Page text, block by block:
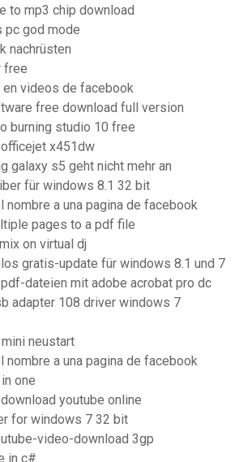
to mp3 chip download
pc god mode
nachrüsten
free
en videos de facebook
free download full version
burning studio 10 free
x451dw
galaxy s5 geht nicht mehr an
für windows 8.1 32 bit
nombre a una pagina de facebook
pages to a pdf file
on virtual dj
gratis-update für windows 8.1 und 7
dateien mit adobe acrobat pro dc
adapter 108 driver windows 7
neustart
nombre a una pagina de facebook
one
youtube online
for windows 7 32 bit
video-download 3gp
in c#